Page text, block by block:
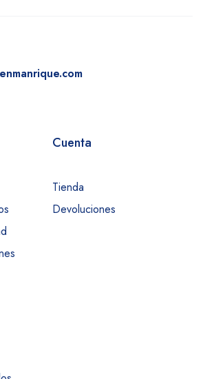
Cuenta
Tienda
Devoluciones